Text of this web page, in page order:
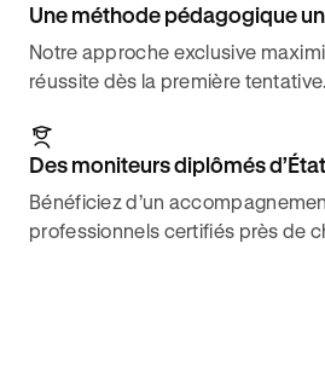
Une méthode pédagogique
Notre approche exclusive
réussite dès la première tentative.
Des moniteurs diplômés d’État
Bénéficiez d’un
professionnels certifiés près de